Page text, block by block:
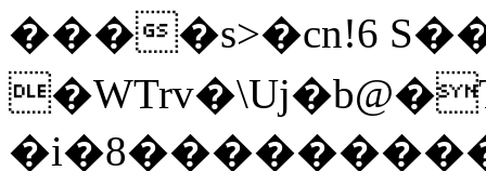
����s>�cn!6